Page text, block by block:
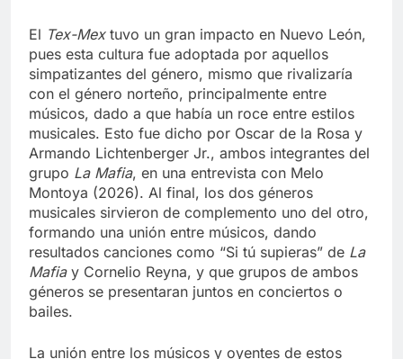
ElTex-Mextuvo un gran impacto en Nuevo León,
pues esta cultura fue adoptada por aquellos
simpatizantes del género, mismo que rivalizaría
con el género norteño, principalmente entre
músicos, dado a que había un roce entre estilos
musicales. Esto fue dicho por Oscar de la Rosa y
Armando Lichtenberger Jr., ambos integrantes del
grupoLa Mafia, en una entrevista con Melo
Montoya (2026). Al final, los dos géneros
musicales sirvieron de complemento uno del otro,
formando una unión entre músicos, dando
resultados canciones como “Si tú supieras” deLa
Mafiay Cornelio Reyna, y que grupos de ambos
géneros se presentaran juntos en conciertos o